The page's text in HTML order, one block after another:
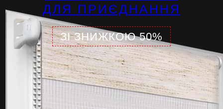
ДЛЯ ПРИЄДНАННЯ
ЗІ ЗНИЖКОЮ 50%